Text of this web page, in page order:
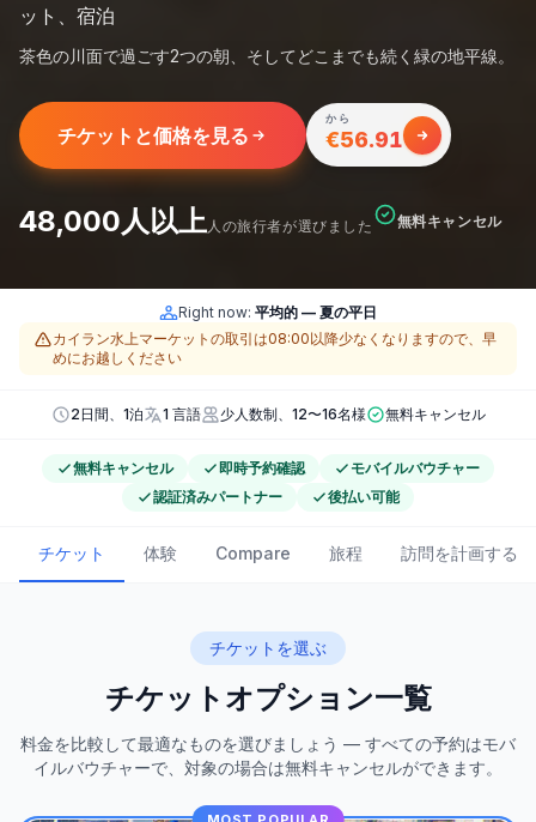
ット、宿泊
茶色の川面で過ごす2つの朝、そしてどこまでも続く緑の地平線。
チケットと価格を見る
から
€56.91
48,000人以上 人の旅行者が選びました 無料キャンセル
Right now: 平均的 — 夏の平日
カイラン水上マーケットの取引は08:00以降少なくなりますので、早
めにお越しください
2日間、1泊 1 言語 少人数制、12〜16名様 無料キャンセル
無料キャンセル 即時予約確認
モバイルバウチャー
認証済みパートナー
後払い可能
チケット 体験 Compare 旅程 訪問を計画する
チケットを選ぶ
チケットオプション一覧
料金を比較して最適なものを選びましょう — すべての予約はモバ
イルバウチャーで、対象の場合は無料キャンセルができます。